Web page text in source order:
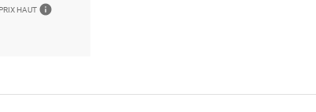
PRIX HAUT info